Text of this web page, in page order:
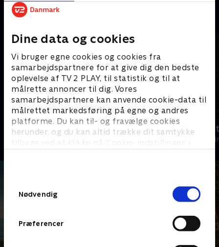
Dine data og cookies
Vi bruger egne cookies og cookies fra
samarbejdspartnere for at give dig den bedste
oplevelse af TV 2 PLAY, til statistik og til at
målrette annoncer til dig. Vores
samarbejdspartnere kan anvende cookie-data til
målrettet markedsføring på egne og andres
platforme. Du kan til- og fravælge cookies
herunder, og du kan altid trække dit samtykke
tilbage ved at klikke på ’Cookie-indstillinger’ i
Nødvendig
Præferencer
Andre så også
Mord på Mallorca
Krimi & Spænding • 2 sæsoner
Fornyet
Krimi &